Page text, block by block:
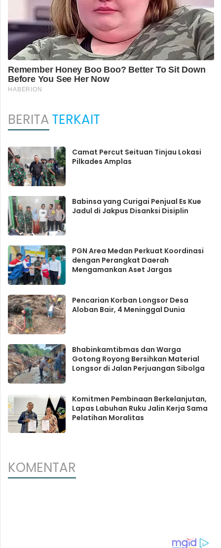
BERITATERKAIT
Camat Percut Seituan Tinjau Lokasi
Pilkades Amplas
Babinsa yang Curigai Penjual Es Kue
Jadul di Jakpus Disanksi Disiplin
PGN Area Medan Perkuat Koordinasi
dengan Perangkat Daerah
Mengamankan Aset Jargas
Pencarian Korban Longsor Desa
Aloban Bair, 4 Meninggal Dunia
Bhabinkamtibmas dan Warga
Gotong Royong Bersihkan Material
Longsor di Jalan Perjuangan Sibolga
Komitmen Pembinaan Berkelanjutan,
Lapas Labuhan Ruku Jalin Kerja Sama
Pelatihan Moralitas
KOMENTAR